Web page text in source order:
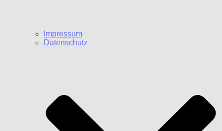
Impressum
Datenschutz